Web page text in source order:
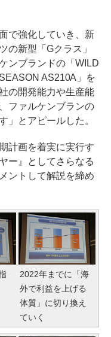
で強化していき、新
の新型「Gクラス」
ンブランドの「WILD
AS210A」を
の開発能力や生産能
ファルケンブランの
」とアピールした。
計画を着実に実行す
ー』としてさらなる
ントして解説を締め
2022年までに「海
外で利益を上げる
体質」に切り換え
ていく